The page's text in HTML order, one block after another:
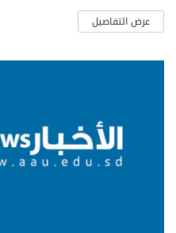
عرض التفاصيل